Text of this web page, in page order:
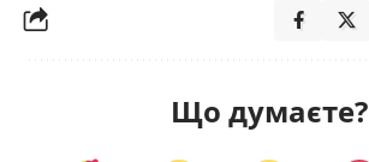
Що думаєте?